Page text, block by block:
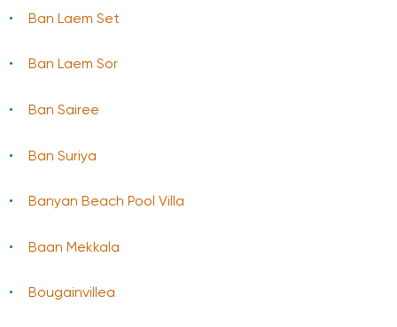
Ban Laem Set
Ban Laem Sor
Ban Sairee
Ban Suriya
Banyan Beach Pool Villa
Baаn Mekkala
Bougainvillea